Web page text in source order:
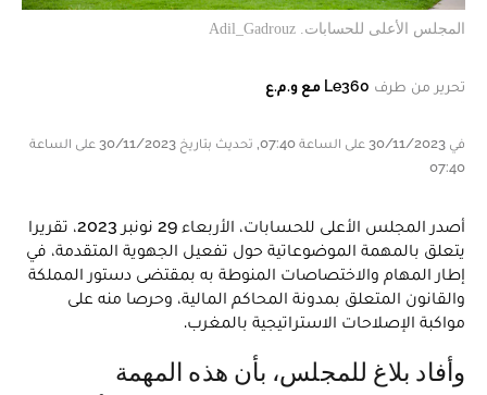
المجلس الأعلى للحسابات. Adil_Gadrouz
تحرير من طرف Le360 مع و.م.ع
في 30/11/2023 على الساعة 07:40, تحديث بتاريخ 30/11/2023 على الساعة
07:40
أصدر المجلس الأعلى للحسابات، الأربعاء 29 نونبر 2023، تقريرا
يتعلق بالمهمة الموضوعاتية حول تفعيل الجهوية المتقدمة، في
إطار المهام والاختصاصات المنوطة به بمقتضى دستور المملكة
والقانون المتعلق بمدونة المحاكم المالية، وحرصا منه على
مواكبة الإصلاحات الاستراتيجية بالمغرب.
وأفاد بلاغ للمجلس، بأن هذه المهمة